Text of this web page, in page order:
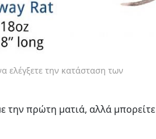
ελέγξετε την κατάσταση των
την πρώτη ματιά, αλλά μπορείτε